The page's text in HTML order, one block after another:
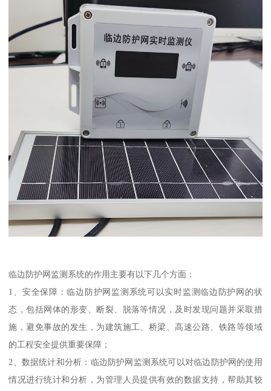
临边防护网监测系统的作用主要有以下几个方面：
1、安全保障：临边防护网监测系统可以实时监测临边防护网的状
态，包括网体的形变、断裂、脱落等情况，及时发现问题并采取措
施，避免事故的发生，为建筑施工、桥梁、高速公路、铁路等领域
的工程安全提供重要保障；
2、数据统计和分析：临边防护网监测系统可以对临边防护网的使用
情况进行统计和分析，为管理人员提供有效的数据支持，帮助其较